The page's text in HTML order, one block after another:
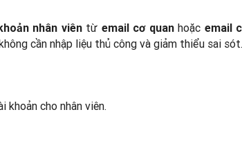
nhân viên từ email cơ quanhoặc email
cần nhập liệu thủ công và giảm thiểu sai sót.
khoản cho nhân viên.